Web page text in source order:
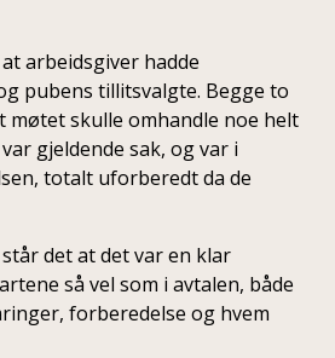
arbeidsgiver hadde
pubens tillitsvalgte. Begge to
møtet skulle omhandle noe helt
gjeldende sak, og var i
totalt uforberedt da de
det at det var en klar
så vel som i avtalen, både
forberedelse og hvem